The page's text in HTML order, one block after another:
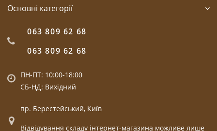
Основні категорії
063 809 62 68
063 809 62 68
ПН-ПТ: 10:00-18:00
СБ-НД: Вихідний
пр. Берестейський, Київ
Відвідування складу інтернет-магазина можливе лише